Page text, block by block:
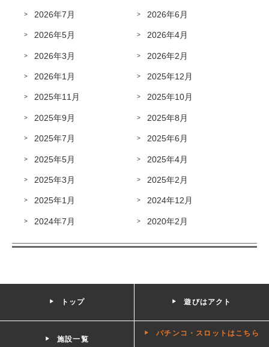
2026年7月 2026年6月
2026年5月 2026年4月
2026年3月 2026年2月
2026年1月 2025年12月
2025年11月 2025年10月
2025年9月 2025年8月
2025年7月 2025年6月
2025年5月 2025年4月
2025年3月 2025年2月
2025年1月 2024年12月
2024年7月 2020年2月
トップ 遊びはアクト
施設一覧
パチンコ・スロットはこちら